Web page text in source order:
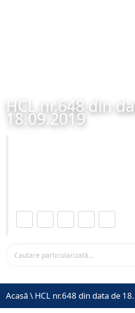
HCL nr.648 din
18.09.2019
Acasă \ HCL nr.648 din data de